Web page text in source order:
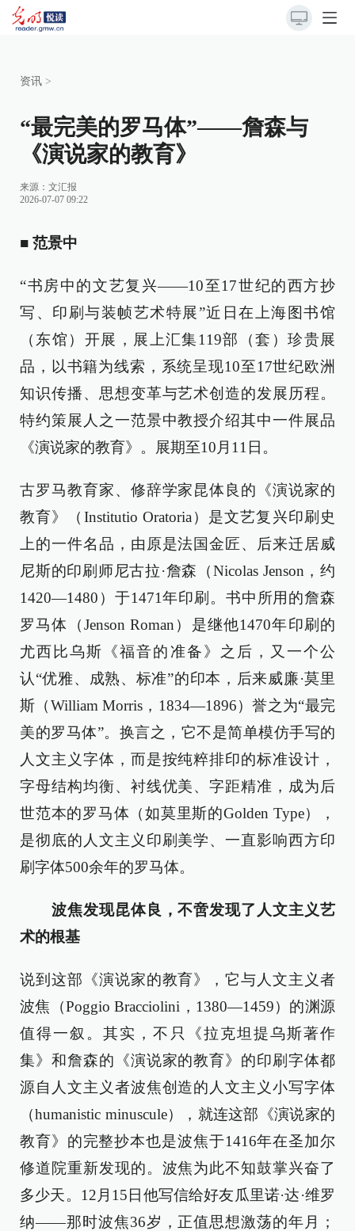
资讯 >
“最完美的罗马体”——詹森与
《演说家的教育》
来源： 文汇报
2026-07-07 09:22
■ 范景中
“书房中的文艺复兴——10至17世纪的西方抄
写、印刷与装帧艺术特展”近日在上海图书馆
（东馆）开展，展上汇集119部（套）珍贵展
品，以书籍为线索，系统呈现10至17世纪欧洲
知识传播、思想变革与艺术创造的发展历程。
特约策展人之一范景中教授介绍其中一件展品
《演说家的教育》。展期至10月11日。
古罗马教育家、修辞学家昆体良的《演说家的
教育》（Institutio Oratoria）是文艺复兴印刷史
上的一件名品，由原是法国金匠、后来迁居威
尼斯的印刷师尼古拉·詹森（Nicolas Jenson，约
1420—1480）于1471年印刷。书中所用的詹森
罗马体（Jenson Roman）是继他1470年印刷的
尤西比乌斯《福音的准备》之后，又一个公
认“优雅、成熟、标准”的印本，后来威廉·莫里
斯（William Morris，1834—1896）誉之为“最完
美的罗马体”。换言之，它不是简单模仿手写的
人文主义字体，而是按纯粹排印的标准设计，
字母结构均衡、衬线优美、字距精准，成为后
世范本的罗马体（如莫里斯的Golden Type），
是彻底的人文主义印刷美学、一直影响西方印
刷字体500余年的罗马体。
波焦发现昆体良，不啻发现了人文主义艺
术的根基
说到这部《演说家的教育》，它与人文主义者
波焦（Poggio Bracciolini，1380—1459）的渊源
值得一叙。其实，不只《拉克坦提乌斯著作
集》和詹森的《演说家的教育》的印刷字体都
源自人文主义者波焦创造的人文主义小写字体
（humanistic minuscule），就连这部《演说家的
教育》的完整抄本也是波焦于1416年在圣加尔
修道院重新发现的。波焦为此不知鼓掌兴奋了
多少天。12月15日他写信给好友瓜里诺·达·维罗
纳——那时波焦36岁，正值思想激荡的年月；